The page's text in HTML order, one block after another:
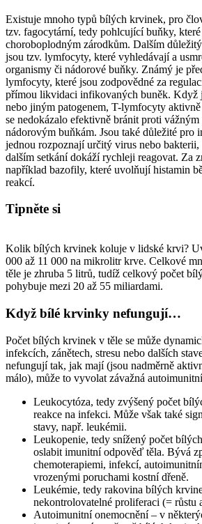
Existuje mnoho typů bílých krvinek, pro
tzv. fagocytární, tedy pohlcující buňky,
choroboplodným zárodkům. Dalším
jsou tzv. lymfocyty, které vyhledávají a
organismy či nádorové buňky. Známý je
lymfocyty, které jsou zodpovědné za
přímou likvidaci infikovaných buněk. Když
nebo jiným patogenem, T-lymfocyty
se nedokázalo efektivně bránit proti
nádorovým buňkám. Jsou také důležité pro
jednou rozpoznají určitý virus nebo bakterii,
dalším setkání dokáží rychleji reagovat. Za
například bazofily, které uvolňují histamin
reakcí.
Tipněte si
Kolik bílých krvinek koluje v lidské krvi?
000 až 11 000 na mikrolitr krve. Celkové
těle je zhruba 5 litrů, tudíž celkový počet
pohybuje mezi 20 až 55 miliardami.
Když bílé krvinky nefungují…
Počet bílých krvinek v těle se může
infekcích, zánětech, stresu nebo dalších
nefungují tak, jak mají (jsou nadměrně
málo), může to vyvolat závažná
Leukocytóza, tedy zvýšený počet
reakce na infekci. Může však také
stavy, např. leukémii.
Leukopenie, tedy snížený počet
oslabit imunitní odpověď těla. Bývá
chemoterapiemi, infekcí,
vrozenými poruchami kostní dřeně.
Leukémie, tedy rakovina bílých
nekontrolovatelné proliferaci (= růstu
Autoimunitní onemocnění – v